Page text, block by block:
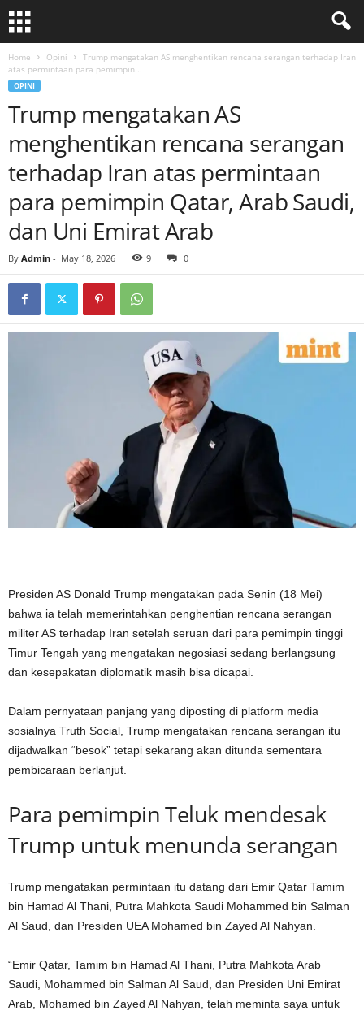
Home Opini
Trump mengatakan AS menghentikan rencana serangan terhadap Iran
atas permintaan para pemimpin...
OPINI
Trump mengatakan AS
menghentikan rencana serangan
terhadap Iran atas permintaan
para pemimpin Qatar, Arab Saudi,
dan Uni Emirat Arab
By Admin - May 18, 2026 9 0
Presiden AS Donald Trump mengatakan pada Senin (18 Mei)
bahwa ia telah memerintahkan penghentian rencana serangan
militer AS terhadap Iran setelah seruan dari para pemimpin tinggi
Timur Tengah yang mengatakan negosiasi sedang berlangsung
dan kesepakatan diplomatik masih bisa dicapai.
Dalam pernyataan panjang yang diposting di platform media
sosialnya Truth Social, Trump mengatakan rencana serangan itu
dijadwalkan “besok” tetapi sekarang akan ditunda sementara
pembicaraan berlanjut.
Para pemimpin Teluk mendesak
Trump untuk menunda serangan
Trump mengatakan permintaan itu datang dari Emir Qatar Tamim
bin Hamad Al Thani, Putra Mahkota Saudi Mohammed bin Salman
Al Saud, dan Presiden UEA Mohamed bin Zayed Al Nahyan.
“Emir Qatar, Tamim bin Hamad Al Thani, Putra Mahkota Arab
Saudi, Mohammed bin Salman Al Saud, dan Presiden Uni Emirat
Arab, Mohamed bin Zayed Al Nahyan, telah meminta saya untuk